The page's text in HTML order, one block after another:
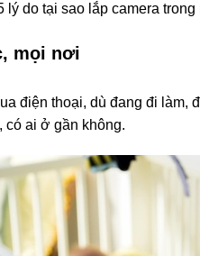
do tại sao lắp camera
mọi nơi
điện thoại, dù đang đi
có ai ở gần không.